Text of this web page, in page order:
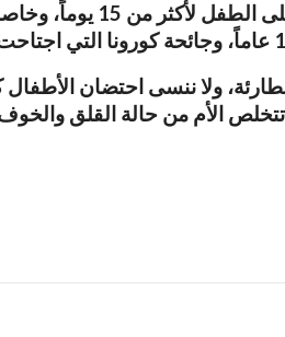
تضيف الاستشارية النفسية: “يجب
ولا ننسى احتضان الأطفال
الأم من حالة القلق والخوف ،